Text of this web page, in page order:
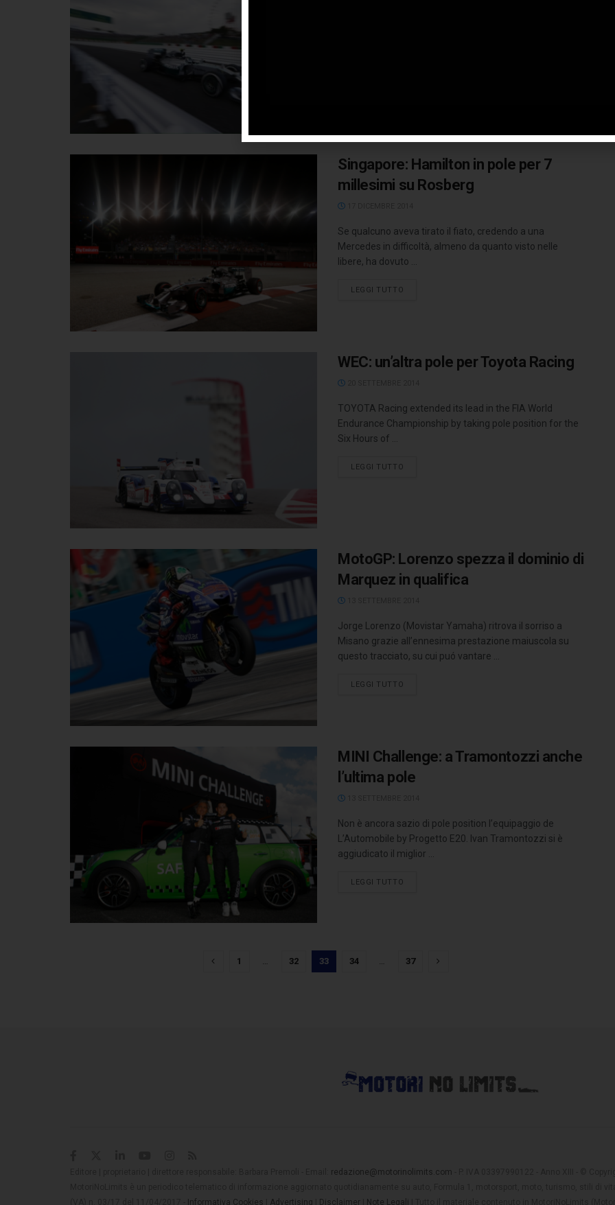
Singapore: Hamilton in pole per 7
millesimi su Rosberg
Se qualcuno aveva tirato il fiato, credendo a una
Mercedes in difficoltà, almeno da quanto visto nelle
libere, ha dovuto ...
LEGGI TUTTO
WEC: un’altra pole per Toyota Racing
TOYOTA Racing extended its lead in the FIA World
Endurance Championship by taking pole position for the
Six Hours of ...
LEGGI TUTTO
MotoGP: Lorenzo spezza il dominio di
Marquez in qualifica
Jorge Lorenzo (Movistar Yamaha) ritrova il sorriso a
Misano grazie all’ennesima prestazione maiuscola su
questo tracciato, su cui puó vantare ...
LEGGI TUTTO
MINI Challenge: a Tramontozzi anche
l’ultima pole
Non è ancora sazio di pole position l’equipaggio de
L’Automobile by Progetto E20. Ivan Tramontozzi si è
aggiudicato il miglior ...
LEGGI TUTTO
1 32 33 34 37
redazione@motorinolimits.com
Informativa Cookies Advertising Disclaimer Note Legali